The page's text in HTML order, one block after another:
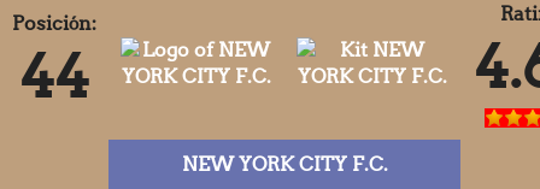
Posición:
44
NEW YORK CITY F.C.